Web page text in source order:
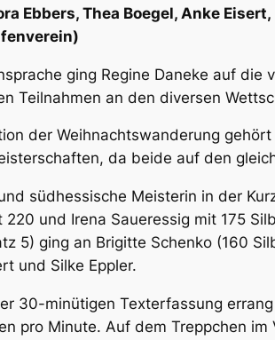
Ebbers, Thea Boegel, Anke
ging Regine Daneke auf
Teilnahmen an den diversen
der Weihnachtswanderung
da beide auf den
südhessische Meisterin in der
220 und Irena Saueressig mit 175
5) ging an Brigitte Schenko (160
und Silke Eppler.
30-minütigen Texterfassung
pro Minute. Auf dem Treppchen